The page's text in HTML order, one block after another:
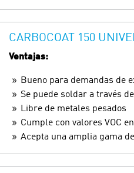
CARBOCOAT 150
Ventajas:
Bueno para demandas de
Se puede soldar a través
Libre de metales pesados
Cumple con valores VOC
Acepta una amplia gama